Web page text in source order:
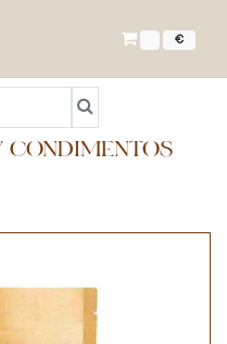
€
CONDIMENTOS